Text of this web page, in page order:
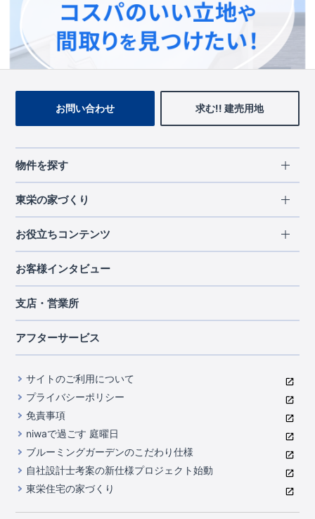
お問い合わせ 求む!! 建売用地
物件を探す
エリアから探す
北海道・東北
北海道
宮城県
千葉県
中部
山梨県
静岡県
滋賀県
京都府
中国・四国
岡山県
広島県
九州・沖縄
福岡県
熊本県
東栄の家づくり
長期優良住宅
住宅性能評価書
ブルーミングガーデンは地震につよい<建物編>
室内空間を快適に保つ断熱性能
コストパフォーマンスに自信
充実のアフターサポート
第三者評価によるお墨付き
家づくりのプロにも選ばれるブルーミングガーデン
住んでみるとじわじわ伝わる暮らしやすさへのこだわり
自社一貫体制
お役立ちコンテンツ
ご契約までの道のり
現地見学ガイド
ご紹介制度のご案内
東栄INDEX（用語集）
お客様インタビュー
支店・営業所
アフターサービス
サイトのご利用について
プライバシーポリシー
免責事項
niwaで過ごす 庭曜日
ブルーミングガーデンのこだわり仕様
自社設計士考案の新仕様プロジェクト始動
東栄住宅の家づくり